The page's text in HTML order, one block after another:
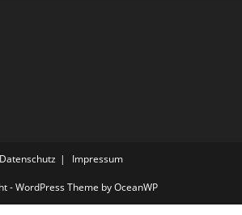
Datenschutz Impressum
- WordPress Theme by OceanWP